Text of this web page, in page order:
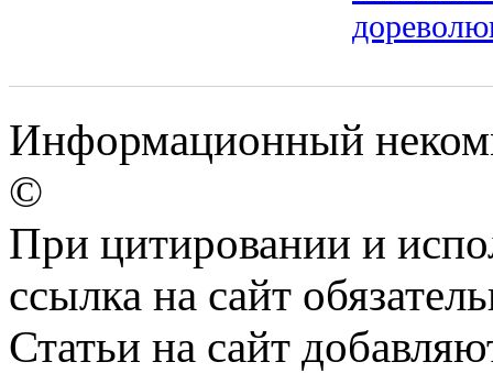
Информационный
©
При цитировании и
ссылка на сайт
Статьи на сайт